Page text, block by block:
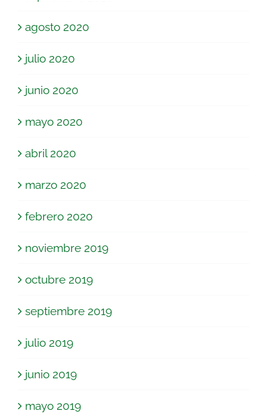
agosto 2020
julio 2020
junio 2020
mayo 2020
abril 2020
marzo 2020
febrero 2020
noviembre 2019
octubre 2019
septiembre 2019
julio 2019
junio 2019
mayo 2019